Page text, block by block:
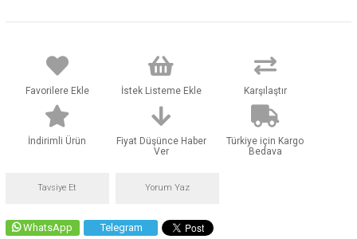
Favorilere Ekle İstek Listeme Ekle Karşılaştır
İndirimli Ürün
Fiyat Düşünce Haber
Ver
Türkiye için Kargo
Bedava
Tavsiye Et Yorum Yaz
WhatsApp Telegram